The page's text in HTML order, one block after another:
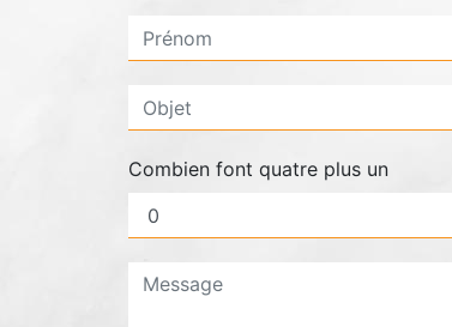
Combien font quatre plus un